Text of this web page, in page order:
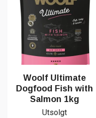
Woolf Ultimate
Dogfood Fish with
Salmon 1kg
Utsolgt